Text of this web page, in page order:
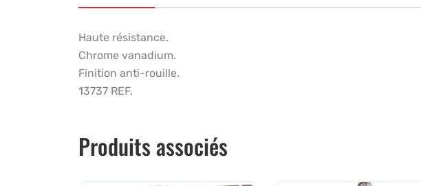
Haute résistance.
Chrome vanadium.
Finition anti-rouille.
13737 REF.
Produits associés